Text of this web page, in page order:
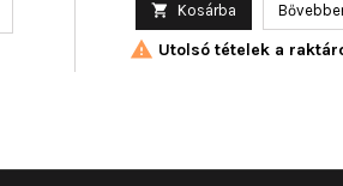
 Kosárba
 Utolsó tételek a